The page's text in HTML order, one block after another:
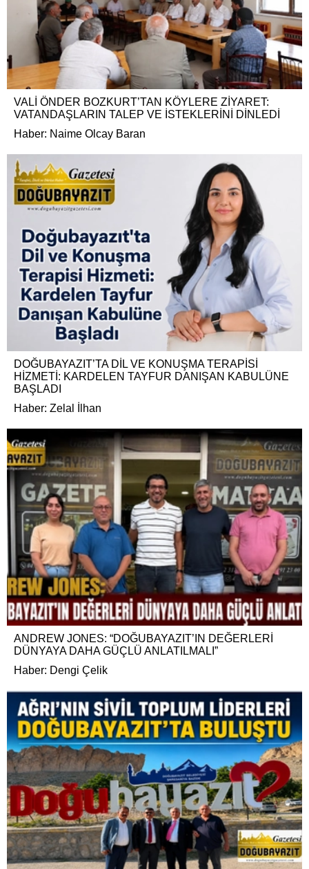
VALİ ÖNDER BOZKURT’TAN KÖYLERE ZİYARET:
VATANDAŞLARIN TALEP VE İSTEKLERİNİ DİNLEDİ
Haber: Naime Olcay Baran
DOĞUBAYAZIT’TA DİL VE KONUŞMA TERAPİSİ
HİZMETİ: KARDELEN TAYFUR DANIŞAN KABULÜNE
BAŞLADI
Haber: Zelal İlhan
ANDREW JONES: “DOĞUBAYAZIT’IN DEĞERLERİ
DÜNYAYA DAHA GÜÇLÜ ANLATILMALI”
Haber: Dengi Çelik